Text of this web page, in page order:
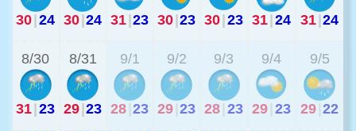
30 24 30 24 31 23 30 23 30 23 31 24 31 24
8/30
31 23
8/31
29 23
9/1
28 23
9/2
29 23
9/3
28 23
9/4
29 23
9/5
29 22